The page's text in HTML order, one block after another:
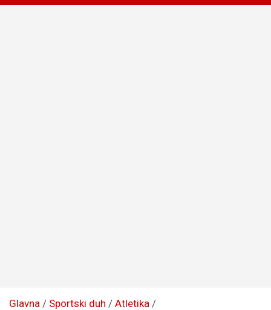
Glavna Sportski duh
Atletika